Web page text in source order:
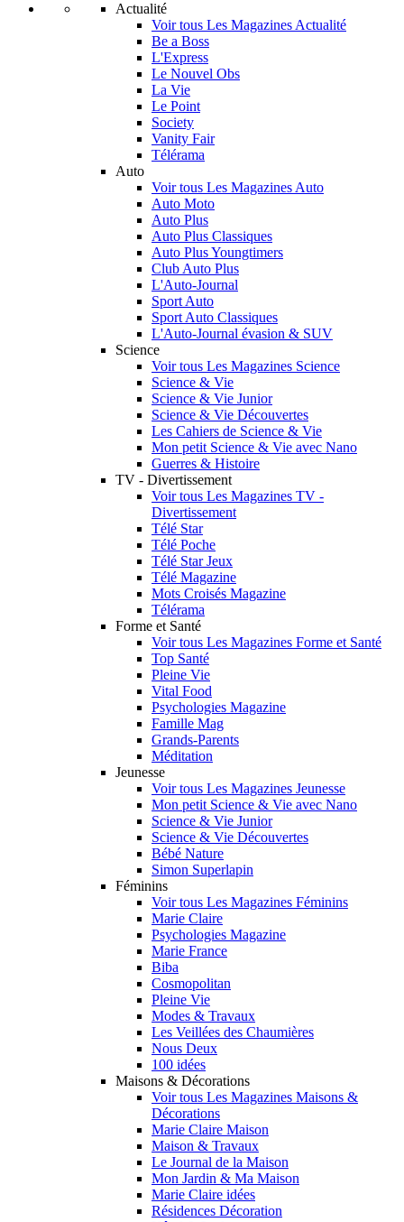
Actualité
Voir tous Les Magazines Actualité
Be a Boss
L'Express
Le Nouvel Obs
La Vie
Le Point
Society
Vanity Fair
Télérama
Auto
Voir tous Les Magazines Auto
Auto Moto
Auto Plus
Auto Plus Classiques
Auto Plus Youngtimers
Club Auto Plus
L'Auto-Journal
Sport Auto
Sport Auto Classiques
L'Auto-Journal évasion & SUV
Science
Voir tous Les Magazines Science
Science & Vie
Science & Vie Junior
Science & Vie Découvertes
Les Cahiers de Science & Vie
Mon petit Science & Vie avec Nano
Guerres & Histoire
TV - Divertissement
Voir tous Les Magazines TV -
Divertissement
Télé Star
Télé Poche
Télé Star Jeux
Télé Magazine
Mots Croisés Magazine
Télérama
Forme et Santé
Voir tous Les Magazines Forme et Santé
Top Santé
Pleine Vie
Vital Food
Psychologies Magazine
Famille Mag
Grands-Parents
Méditation
Jeunesse
Voir tous Les Magazines Jeunesse
Mon petit Science & Vie avec Nano
Science & Vie Junior
Science & Vie Découvertes
Bébé Nature
Simon Superlapin
Féminins
Voir tous Les Magazines Féminins
Marie Claire
Psychologies Magazine
Marie France
Biba
Cosmopolitan
Pleine Vie
Modes & Travaux
Les Veillées des Chaumières
Nous Deux
100 idées
Maisons & Décorations
Voir tous Les Magazines Maisons &
Décorations
Marie Claire Maison
Maison & Travaux
Le Journal de la Maison
Mon Jardin & Ma Maison
Marie Claire idées
Résidences Décoration